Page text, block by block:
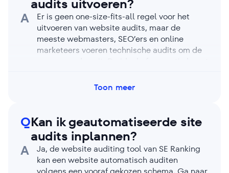
inschakelt, kan de analyse langer duren. Het
voordeel is echter dat het in dat geval meer
vervelende issues detecteert.
audits uitvoeren?
A
Er is geen one-size-fits-all regel voor het
uitvoeren van website audits, maar de
meeste webmasters, SEO’ers en online
marketeers voeren technische audits om de
wijzigingen doorvoert op je website. Voer
laadsnelheid en een te beperkte
websitebeveiliging op te sporen zodra ze
zich voordoen. Door problemen te
achterhalen en op te lossen, blijft je website
gezond en voorkom je dat deze daalt in de
Toon meer
QKan ik geautomatiseerde site
audits inplannen?
A
Ja, de website auditing tool van SE Ranking
kan een website automatisch auditen